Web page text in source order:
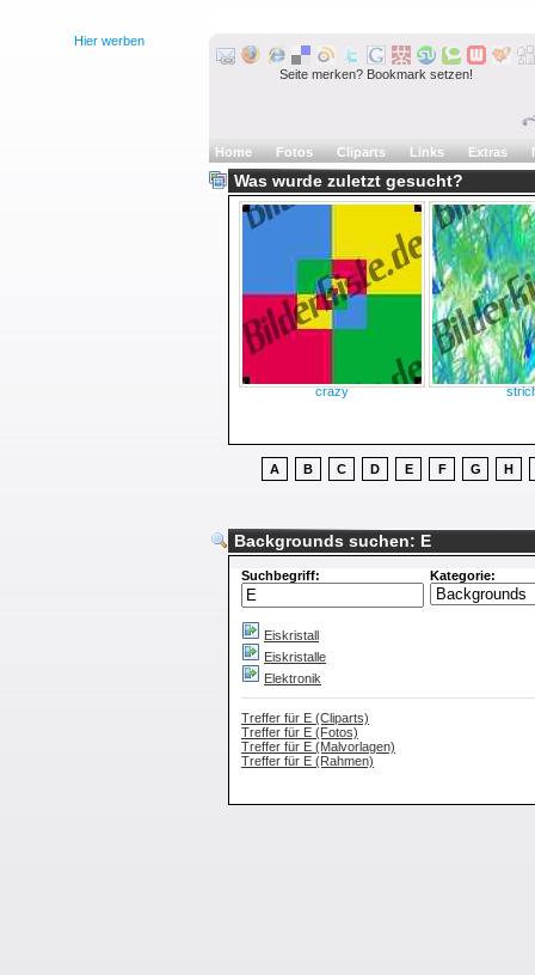
Hier werben
Seite merken? Bookmark setzen!
Home Fotos Cliparts Links Extras
Was wurde zuletzt gesucht?
crazy
A B C D E F G H
Backgrounds suchen: E
Suchbegriff: Kategorie:
Eiskristall
Eiskristalle
Elektronik
Treffer für E (Cliparts)
Treffer für E (Fotos)
Treffer für E (Malvorlagen)
Treffer für E (Rahmen)